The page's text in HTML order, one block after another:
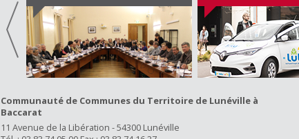
Communauté de Communes du Territoire de Lunéville à
Baccarat
11 Avenue de la Libération - 54300 Lunéville